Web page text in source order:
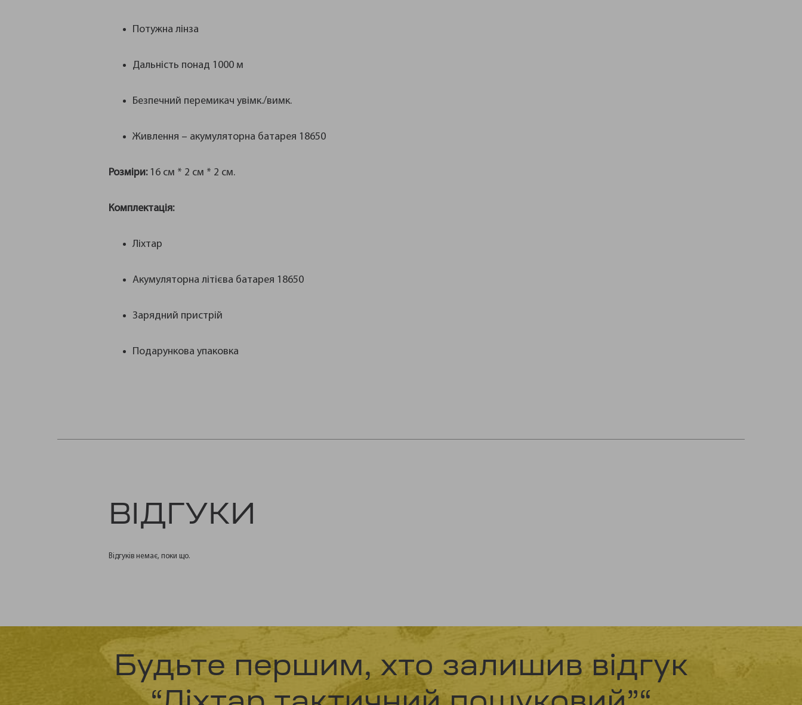
Потужна лінза
Дальність понад 1000 м
Безпечний перемикач увімк./вимк.
Живлення – акумуляторна батарея 18650
Розміри:16 см * 2 см * 2 см.
Комплектація:
Ліхтар
Акумуляторна літієва батарея 18650
Зарядний пристрій
Подарункова упаковка
ВІДГУКИ
Відгуків немає, поки що.
Будьте першим, хто залишив відгук